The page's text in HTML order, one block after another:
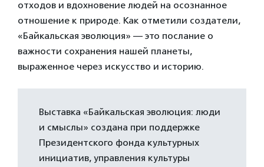
отходов и вдохновение людей на осознанное
отношение к природе. Как отметили создатели,
«Байкальская эволюция» — это послание о
важности сохранения нашей планеты,
выраженное через искусство и историю.
Выставка «Байкальская эволюция: люди
и смыслы» создана при поддержке
Президентского фонда культурных
инициатив, управления культуры